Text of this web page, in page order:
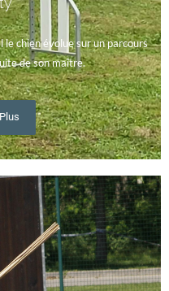
chien évolue sur un parcours
de son maître.